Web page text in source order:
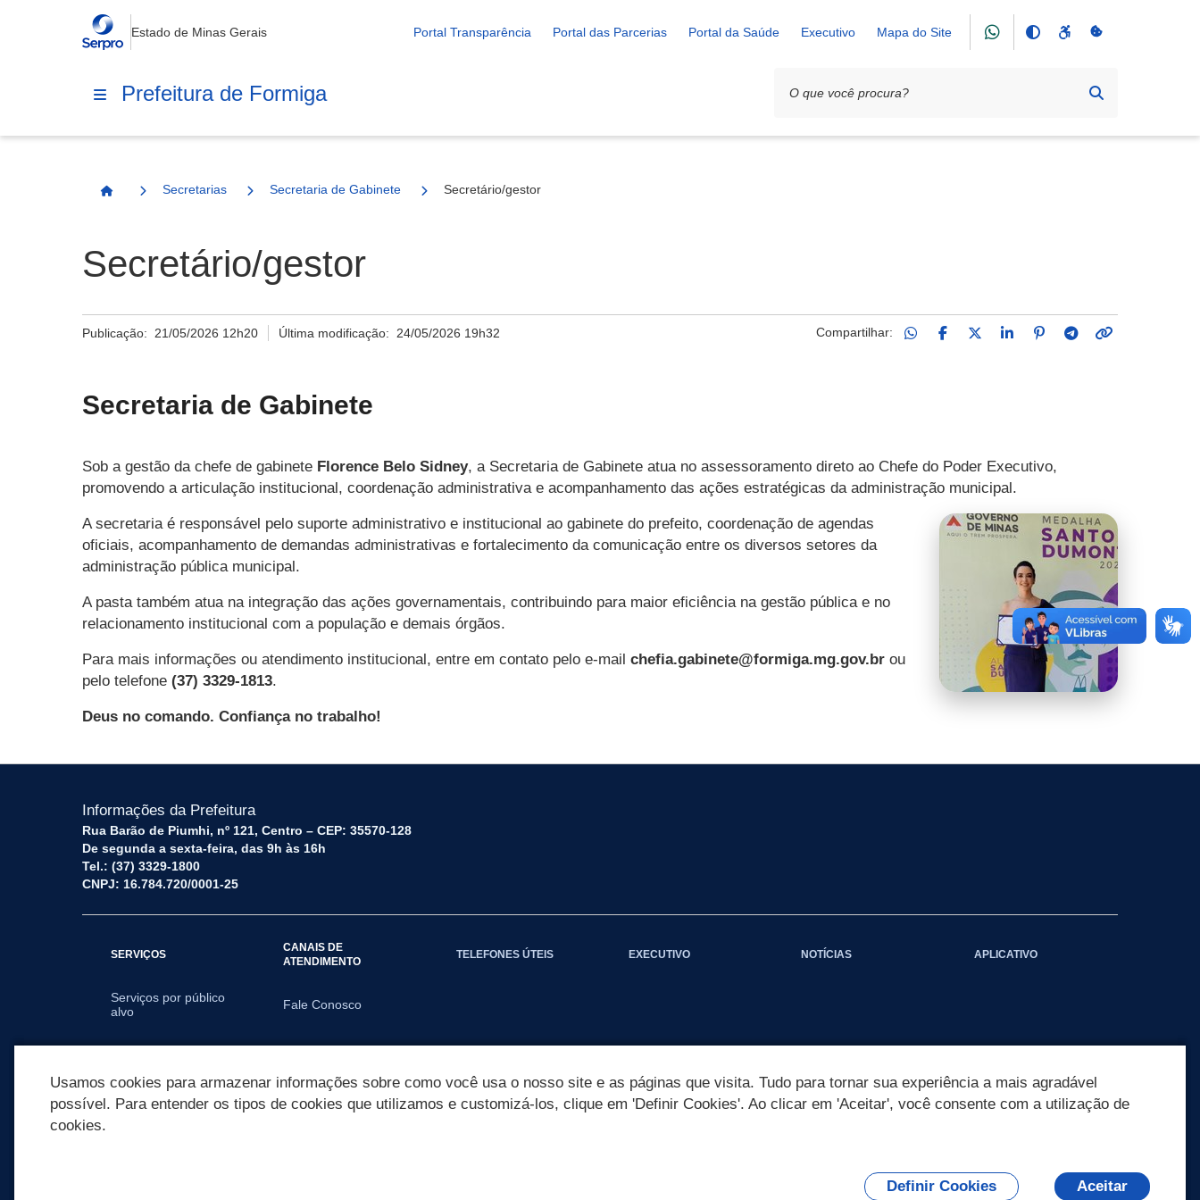
Estado de Minas Gerais Portal Transparência Portal das Parcerias Portal da Saúde Executivo Mapa do Site
Prefeitura de Formiga
Página Inicial
Secretarias Secretaria de Gabinete Secretário/gestor
Secretário/gestor
Publicação: 21/05/2026 12h20 Última modificação: 24/05/2026 19h32 Compartilhar:
Secretaria de Gabinete
Sob a gestão da chefe de gabinete Florence Belo Sidney, a Secretaria de Gabinete atua no assessoramento direto ao Chefe do Poder Executivo,
promovendo a articulação institucional, coordenação administrativa e acompanhamento das ações estratégicas da administração municipal.
A secretaria é responsável pelo suporte administrativo e institucional ao gabinete do prefeito, coordenação de agendas
oficiais, acompanhamento de demandas administrativas e fortalecimento da comunicação entre os diversos setores da
administração pública municipal.
A pasta também atua na integração das ações governamentais, contribuindo para maior eficiência na gestão pública e no
relacionamento institucional com a população e demais órgãos.
Para mais informações ou atendimento institucional, entre em contato pelo e-mail chefia.gabinete@formiga.mg.gov.br ou
pelo telefone (37) 3329-1813.
Deus no comando. Confiança no trabalho!
Informações da Prefeitura
Rua Barão de Piumhi, nº 121, Centro – CEP: 35570-128
De segunda a sexta-feira, das 9h às 16h
Tel.: (37) 3329-1800
CNPJ: 16.784.720/0001-25
SERVIÇOS
Serviços por público
alvo
CANAIS DE
ATENDIMENTO
Fale Conosco
TELEFONES ÚTEIS EXECUTIVO NOTÍCIAS APLICATIVO
Usamos cookies para armazenar informações sobre como você usa o nosso site e as páginas que visita. Tudo para tornar sua experiência a mais agradável
possível. Para entender os tipos de cookies que utilizamos e customizá-los, clique em 'Definir Cookies'. Ao clicar em 'Aceitar', você consente com a utilização de
cookies.
Definir Cookies Aceitar